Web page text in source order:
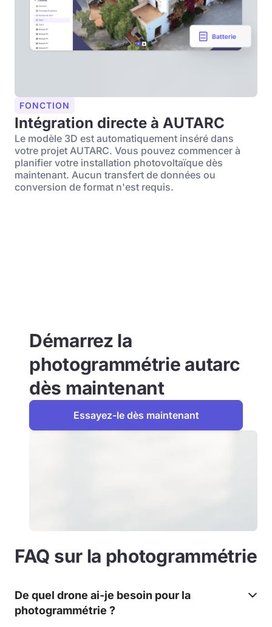
FONCTION
Intégration directe à AUTARC
Le modèle 3D est automatiquement inséré dans
votre projet AUTARC. Vous pouvez commencer à
planifier votre installation photovoltaïque dès
maintenant. Aucun transfert de données ou
conversion de format n'est requis.
Démarrez la
photogrammétrie autarc
dès maintenant
Essayez-le dès maintenant
FAQ sur la photogrammétrie
De quel drone ai-je besoin pour la
photogrammétrie ?